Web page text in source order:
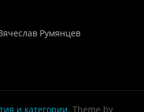
Румянцев
и категории. Theme by